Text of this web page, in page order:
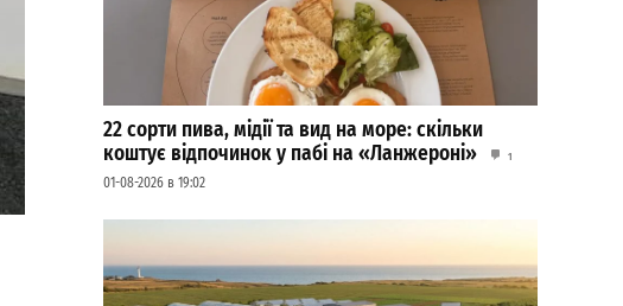
22 сорти пива, мідії та вид на море: скільки
коштує відпочинок у пабі на «Ланжероні»
1
01-08-2026 в 19:02